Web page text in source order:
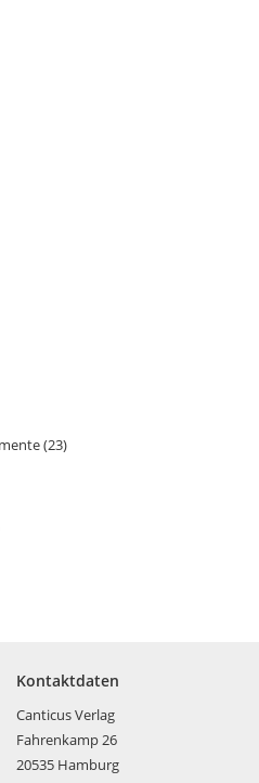
(23)
Kontaktdaten
Canticus Verlag
Fahrenkamp 26
20535 Hamburg